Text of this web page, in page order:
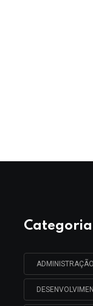
Categoria
ADMINISTRAÇÃO